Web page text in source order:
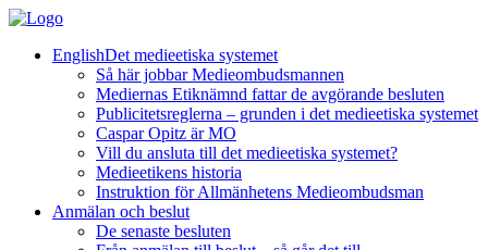
EnglishDet medieetiska systemet
Så här jobbar Medieombudsmannen
Mediernas Etiknämnd fattar de avgörande besluten
Publicitetsreglerna – grunden i det medieetiska systemet
Caspar Opitz är MO
Vill du ansluta till det medieetiska systemet?
Medieetikens historia
Instruktion för Allmänhetens Medieombudsman
Anmälan och beslut
De senaste besluten